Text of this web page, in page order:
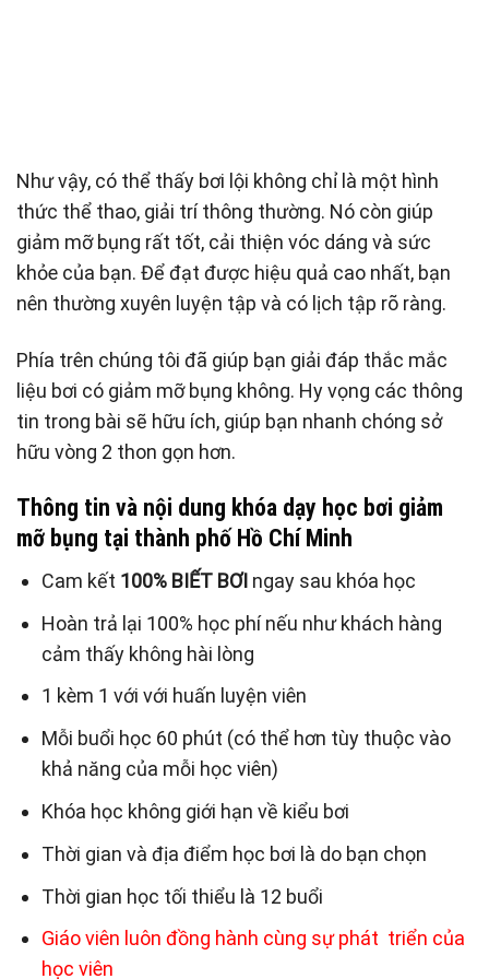
Như vậy, có thể thấy bơi lội không chỉ là một hình
thức thể thao, giải trí thông thường. Nó còn giúp
giảm mỡ bụng rất tốt, cải thiện vóc dáng và sức
khỏe của bạn. Để đạt được hiệu quả cao nhất, bạn
nên thường xuyên luyện tập và có lịch tập rõ ràng.
Phía trên chúng tôi đã giúp bạn giải đáp thắc mắc
liệu bơi có giảm mỡ bụng không. Hy vọng các thông
tin trong bài sẽ hữu ích, giúp bạn nhanh chóng sở
hữu vòng 2 thon gọn hơn.
Thông tin và nội dung khóa dạy học bơi giảm
mỡ bụng tại thành phố Hồ Chí Minh
Cam kết 100% BIẾT BƠI ngay sau khóa học
Hoàn trả lại 100% học phí nếu như khách hàng
cảm thấy không hài lòng
1 kèm 1 với với huấn luyện viên
Mỗi buổi học 60 phút (có thể hơn tùy thuộc vào
khả năng của mỗi học viên)
Khóa học không giới hạn về kiểu bơi
Thời gian và địa điểm học bơi là do bạn chọn
Thời gian học tối thiểu là 12 buổi
Giáo viên luôn đồng hành cùng sự phát triển của
học viên